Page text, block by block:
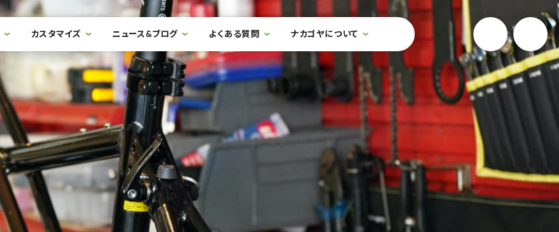
カスタマイズ ニュース&ブログ よくある質問 ナカゴヤについて 検索フォームを開閉する YouTube